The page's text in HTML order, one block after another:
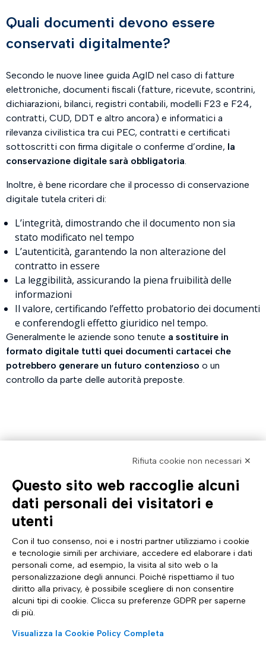
Quali documenti devono essere
conservati digitalmente?
Secondo le nuove linee guida AgID nel caso di fatture
elettroniche, documenti fiscali (fatture, ricevute, scontrini,
dichiarazioni, bilanci, registri contabili, modelli F23 e F24,
contratti, CUD, DDT e altro ancora) e informatici a
rilevanza civilistica tra cui PEC, contratti e certificati
sottoscritti con firma digitale o conferme d’ordine, la
conservazione digitale sarà obbligatoria.
Inoltre, è bene ricordare che il processo di conservazione
digitale tutela criteri di:
L’integrità, dimostrando che il documento non sia
stato modificato nel tempo
L’autenticità, garantendo la non alterazione del
contratto in essere
La leggibilità, assicurando la piena fruibilità delle
informazioni
Il valore, certificando l’effetto probatorio dei documenti
e conferendogli effetto giuridico nel tempo.
Generalmente le aziende sono tenute a sostituire in
formato digitale tutti quei documenti cartacei che
potrebbero generare un futuro contenzioso o un
controllo da parte delle autorità preposte.
AZIENDA
Profilo aziendale
Certificazioni
Sostenibilità
Cyber Security
Analyst Report
Dichiarazione di Accessibilità
TUTTO SU DI NOI
Documentazione
Comunicati stampa
Sito internazionale
Diventa Partner
ASSISTENZA
Contattaci
FAQ e guide
Whistleblowing
Trasparenza tariffaria
SEGUICI SU
Rifiuta cookie non necessari ✕
Questo sito web raccoglie alcuni
dati personali dei visitatori e
utenti
Con il tuo consenso, noi e i nostri partner utilizziamo i cookie
e tecnologie simili per archiviare, accedere ed elaborare i dati
personali come, ad esempio, la visita al sito web o la
personalizzazione degli annunci. Poiché rispettiamo il tuo
diritto alla privacy, è possibile scegliere di non consentire
alcuni tipi di cookie. Clicca su preferenze GDPR per saperne
di più.
Visualizza la Cookie Policy Completa